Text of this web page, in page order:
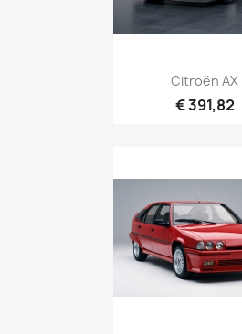
Citroën AX
€ 391,82